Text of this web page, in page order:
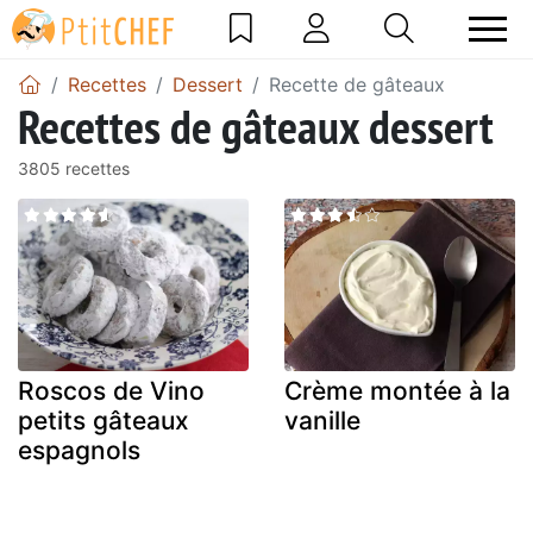
Recettes Dessert Recette de gâteaux
Recettes de gâteaux dessert
3805 recettes
Roscos de Vino
petits gâteaux
espagnols
Crème montée à la
vanille